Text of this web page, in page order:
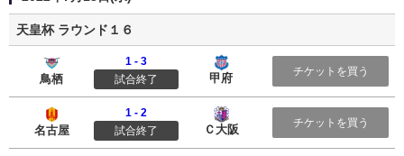
天皇杯 ラウンド１６
サガン鳥栖
鳥栖
1 - 3
試合終了
甲府
チケットを買う
名古屋グランパス
名古屋
1 - 2
試合終了
Ｃ大阪
チケットを買う